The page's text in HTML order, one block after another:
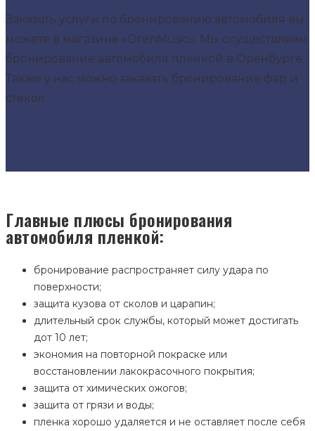
Заказать услуги по бронированию автомобиля вы
можете в магазине «OrenMusic». Мы осуществляем
бронирование автомобиля пленкой в Оренбурге.
Также у нас можно заказать бронирование фар и
стекол.
Главные плюсы бронирования
автомобиля пленкой:
бронирование распространяет силу удара по
поверхности;
защита кузова от сколов и царапин;
длительный срок службы, который может достигать
дот 10 лет;
экономия на повторной покраске или
восстановлении лакокрасочного покрытия;
защита от химических ожогов;
защита от грязи и воды;
пленка хорошо удаляется и не оставляет после себя